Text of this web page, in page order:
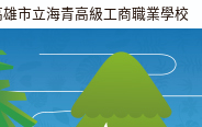
雄市立海青高級工商職業學校